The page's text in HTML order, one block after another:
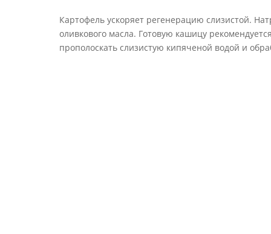
Картофель ускоряет регенерацию слизистой.
оливкового масла. Готовую кашицу
прополоскать слизистую кипяченой водой и